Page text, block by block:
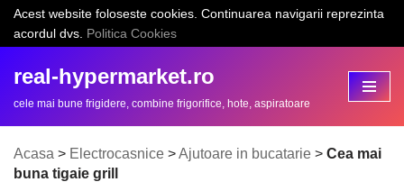
Sari
conținut
Acest website foloseste cookies. Continuarea navigarii reprezinta
acordul dvs. Politica Cookies
real-hypermarket.ro
cele mai bune frigidere, combine frigorifice, hote, aspiratoare
Acasa > Electrocasnice >Ajutoare in bucatarie > Cea mai
buna tigaie grill